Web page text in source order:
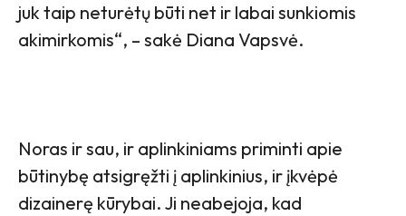
juk taip neturėtų būti net ir labai sunkiomis
akimirkomis“, – sakė Diana Vapsvė.
Noras ir sau, ir aplinkiniams priminti apie
būtinybę atsigręžti į aplinkinius, ir įkvėpė
dizainerę kūrybai. Ji neabejoja, kad